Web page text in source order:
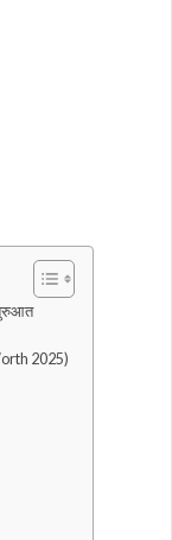
2025)